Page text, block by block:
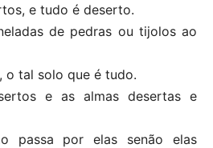
e tudo é deserto.
de pedras ou tijolos ao
o tal solo que é tudo.
e as almas desertas e
passa por elas senão elas